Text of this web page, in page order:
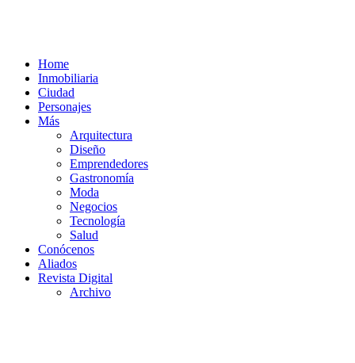
Home
Inmobiliaria
Ciudad
Personajes
Más
Arquitectura
Diseño
Emprendedores
Gastronomía
Moda
Negocios
Tecnología
Salud
Conócenos
Aliados
Revista Digital
Archivo